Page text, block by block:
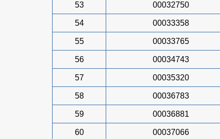
53 00032750
54 00033358
55 00033765
56 00034743
57 00035320
58 00036783
59 00036881
60 00037066